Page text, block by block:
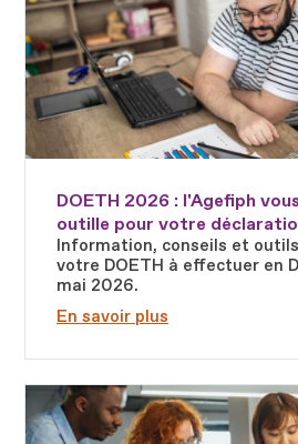
DOETH 2026 : l'Agefiph
outille pour votre
Information, conseils et
votre DOETH à effectuer en
mai 2026.
En savoir plus
Fichier
Fichier